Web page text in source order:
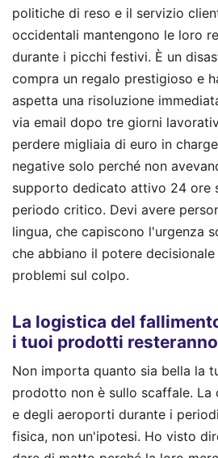
politiche di reso e il servizio
occidentali mantengono le loro
durante i picchi festivi. È un
compra un regalo prestigioso e
aspetta una risoluzione
via email dopo tre giorni
perdere migliaia di euro in
negative solo perché non
supporto dedicato attivo 24 ore
periodo critico. Devi avere
lingua, che capiscono l'urgenza
che abbiano il potere
problemi sul colpo.
La logistica del
i tuoi prodotti
Non importa quanto sia bella la
prodotto non è sullo scaffale.
e degli aeroporti durante i
fisica, non un'ipotesi. Ho visto